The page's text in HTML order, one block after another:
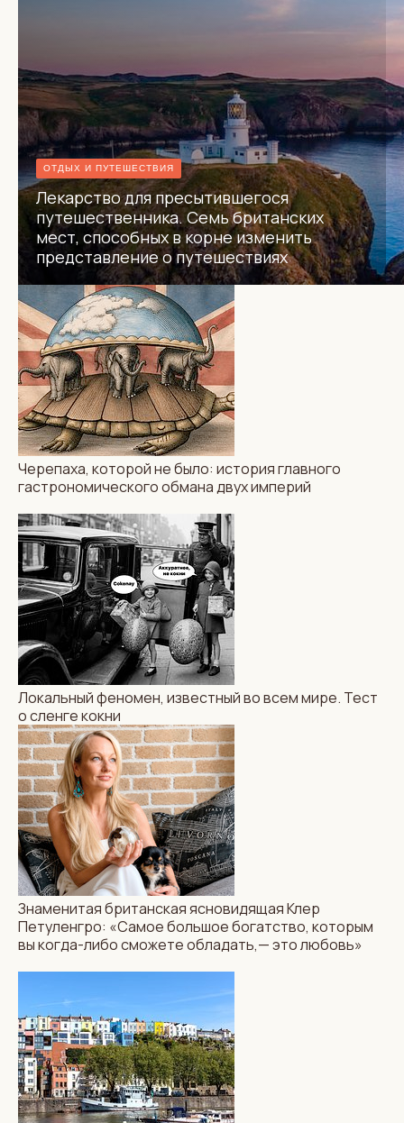
ОТДЫХ И ПУТЕШЕСТВИЯ
Лекарство для пресытившегося
путешественника. Семь британских
мест, способных в корне изменить
представление о путешествиях
Черепаха, которой не было: история главного
гастрономического обмана двух империй
Локальный феномен, известный во всем мире. Тест
о сленге кокни
Знаменитая британская ясновидящая Клер
Петуленгро: «Самое большое богатство, которым
вы когда-либо сможете обладать,— это любовь»